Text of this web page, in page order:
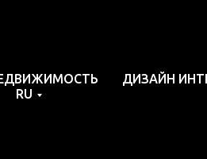
ДИЗАЙН
RU